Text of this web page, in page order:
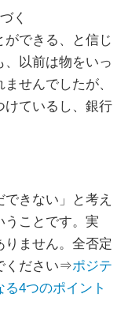
く
できる、と信じ
、以前は物をいっ
せんでしたが、
けているし、銀行
できない」と考え
うことです。実
りません。全否定
ください⇒ポジテ
4つのポイント